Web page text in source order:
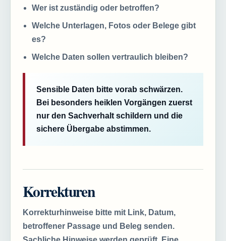
Wer ist zuständig oder betroffen?
Welche Unterlagen, Fotos oder Belege gibt
es?
Welche Daten sollen vertraulich bleiben?
Sensible Daten bitte vorab schwärzen.
Bei besonders heiklen Vorgängen zuerst
nur den Sachverhalt schildern und die
sichere Übergabe abstimmen.
Korrekturen
Korrekturhinweise bitte mit Link, Datum,
betroffener Passage und Beleg senden.